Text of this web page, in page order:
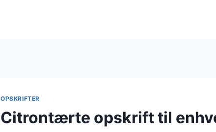
OPSKRIFTER
Citrontærte opskrift til